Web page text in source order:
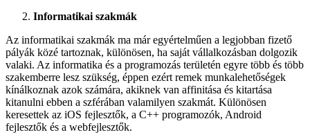
Informatikai szakmák
Az informatikai szakmák ma már egyértelműen a legjobban fizető
pályák közé tartoznak, különösen, ha saját vállalkozásban dolgozik
valaki. Az informatika és a programozás területén egyre több és több
szakemberre lesz szükség, éppen ezért remek munkalehetőségek
kínálkoznak azok számára, akiknek van affinitása és kitartása
kitanulni ebben a szférában valamilyen szakmát. Különösen
keresettek az iOS fejlesztők, a C++ programozók, Android
fejlesztők és a webfejlesztők.